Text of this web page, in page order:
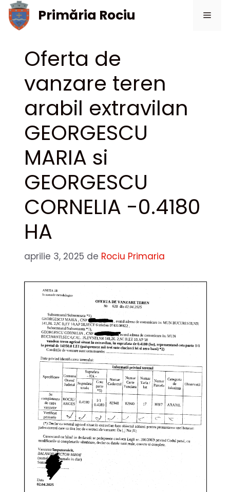
Sari
conținut
Primăria Rociu
Oferta de
vanzare teren
arabil extravilan
GEORGESCU
MARIA si
GEORGESCU
CORNELIA -0.4180
HA
aprilie 3, 2025 de Rociu Primaria